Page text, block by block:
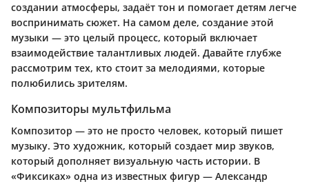
создании атмосферы, задаёт тон и помогает детям легче
воспринимать сюжет. На самом деле, создание этой
музыки — это целый процесс, который включает
взаимодействие талантливых людей. Давайте глубже
рассмотрим тех, кто стоит за мелодиями, которые
полюбились зрителям.
Композиторы мультфильма
Композитор — это не просто человек, который пишет
музыку. Это художник, который создает мир звуков,
который дополняет визуальную часть истории. В
«Фиксиках» одна из известных фигур — Александр